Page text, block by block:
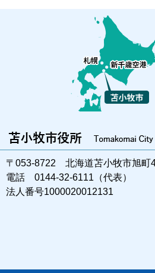
〒053-8722 北海道苫小牧市旭町
電話 0144-32-6111（代表）
法人番号1000020012131